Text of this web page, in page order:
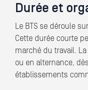
Durée et
Le BTS se déroule sur
Cette durée courte
marché du travail.
ou en alternance,
établissements